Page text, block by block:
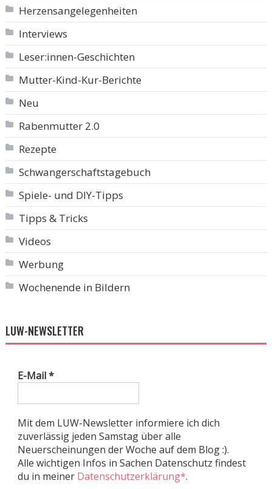
Herzensangelegenheiten
Interviews
Leser:innen-Geschichten
Mutter-Kind-Kur-Berichte
Neu
Rabenmutter 2.0
Rezepte
Schwangerschaftstagebuch
Spiele- und DIY-Tipps
Tipps & Tricks
Videos
Werbung
Wochenende in Bildern
LUW-NEWSLETTER
E-Mail*
Mit dem LUW-Newsletter informiere ich dich
zuverlässig jeden Samstag über alle
Neuerscheinungen der Woche auf dem Blog :).
Alle wichtigen Infos in Sachen Datenschutz findest
du in meiner Datenschutzerklärung*.